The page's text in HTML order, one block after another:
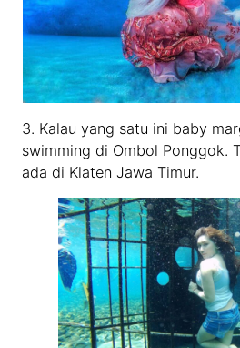
3. Kalau yang satu ini baby
swimming di Ombol Ponggok.
ada di Klaten Jawa Timur.